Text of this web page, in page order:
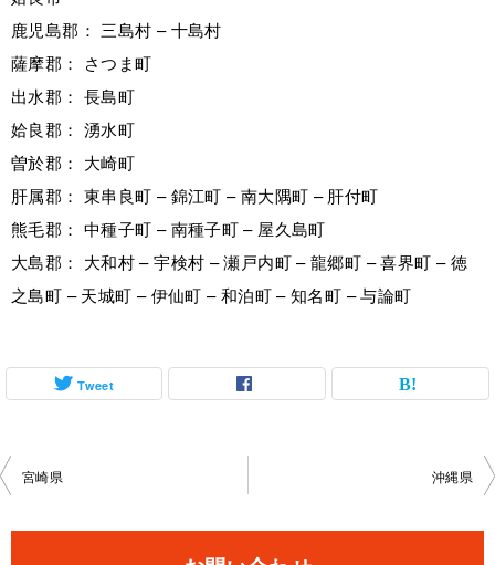
鹿児島郡： 三島村 – 十島村
薩摩郡： さつま町
出水郡： 長島町
姶良郡： 湧水町
曽於郡： 大崎町
肝属郡： 東串良町 – 錦江町 – 南大隅町 – 肝付町
熊毛郡： 中種子町 – 南種子町 – 屋久島町
大島郡： 大和村 – 宇検村 – 瀬戸内町 – 龍郷町 – 喜界町 – 徳
之島町 – 天城町 – 伊仙町 – 和泊町 – 知名町 – 与論町
Tweet
投
宮崎県 沖縄県